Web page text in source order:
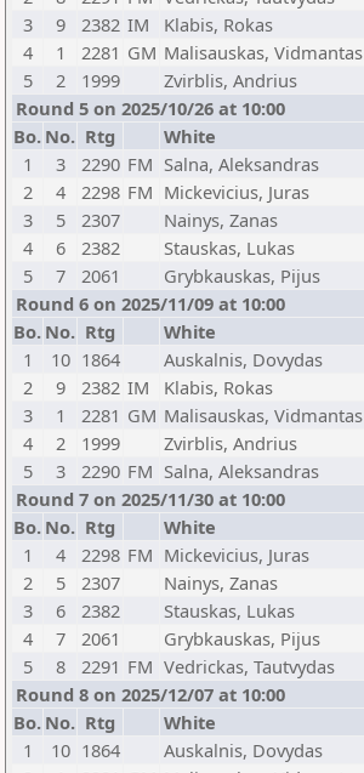
3
9 2382 IM Klabis, Rokas
4
1 2281 GM Malisauskas, Vidmantas
5
2 1999 Zvirblis, Andrius
Round 5 on 2025/10/26 at 10:00
Bo. No. Rtg White
1
3 2290 FM Salna, Aleksandras
2
4 2298 FM Mickevicius, Juras
3
5 2307 Nainys, Zanas
4
6 2382 Stauskas, Lukas
5
7 2061 Grybkauskas, Pijus
Round 6 on 2025/11/09 at 10:00
Bo. No. Rtg White
1
10 1864 Auskalnis, Dovydas
2
9 2382 IM Klabis, Rokas
3
1 2281 GM Malisauskas, Vidmantas
4
2 1999 Zvirblis, Andrius
5
3 2290 FM Salna, Aleksandras
Round 7 on 2025/11/30 at 10:00
Bo. No. Rtg White
1
4 2298 FM Mickevicius, Juras
2
5 2307 Nainys, Zanas
3
6 2382 Stauskas, Lukas
4
7 2061 Grybkauskas, Pijus
5
8 2291 FM Vedrickas, Tautvydas
Round 8 on 2025/12/07 at 10:00
Bo. No. Rtg White
1
10 1864 Auskalnis, Dovydas